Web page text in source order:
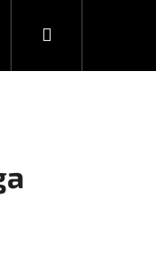
podmienky
Nákupný